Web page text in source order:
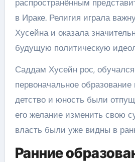
распространённым
в Ираке. Религия играла
Хусейна и оказала
будущую политическую
Саддам Хусейн рос,
первоначальное
детство и юность были
его желание изменить свою
власть были уже видны в
Ранние